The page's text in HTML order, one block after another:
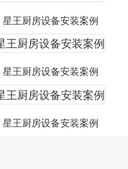
星王厨房设备安装案例
星王厨房设备安装案例
星王厨房设备安装案例